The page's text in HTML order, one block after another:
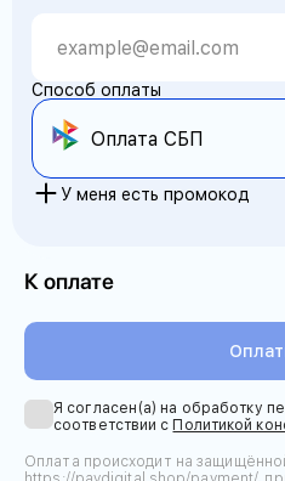
Способ оплаты
Оплата СБП
У меня есть промокод
К оплате
Я согласен(а) на обработку
соответствии с Политикой
Оплата происходит на